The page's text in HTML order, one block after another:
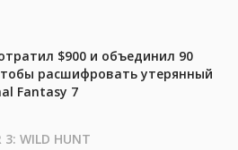
$900 и объединил 90
расшифровать утерянный
Fantasy 7
3: WILD HUNT